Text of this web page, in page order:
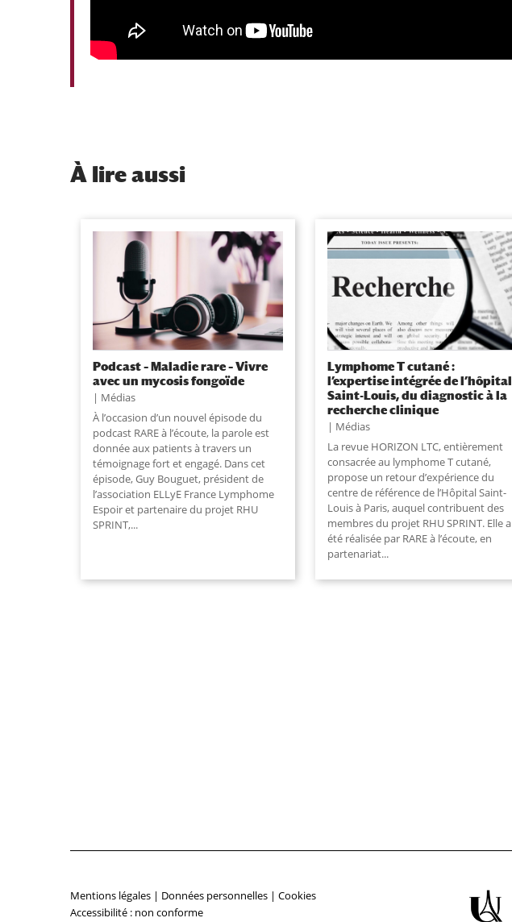
À lire aussi
Podcast – Maladie rare – Vivre
avec un mycosis fongoïde
Médias
À l’occasion d’un nouvel épisode du
podcast RARE à l’écoute, la parole est
donnée aux patients à travers un
témoignage fort et engagé. Dans cet
épisode, Guy Bouguet, président de
l’association ELLyE France Lymphome
Espoir et partenaire du projet RHU
SPRINT,...
Lymphome T cutané :
l’expertise intégrée de l’hôpital
Saint-Louis, du diagnostic à la
recherche clinique
Médias
La revue HORIZON LTC, entièrement
consacrée au lymphome T cutané,
propose un retour d’expérience du
centre de référence de l’Hôpital Saint-
Louis à Paris, auquel contribuent des
membres du projet RHU SPRINT. Elle a
été réalisée par RARE à l’écoute, en
partenariat...
Mentions légales | Données personnelles | Cookies
Accessibilité : non conforme